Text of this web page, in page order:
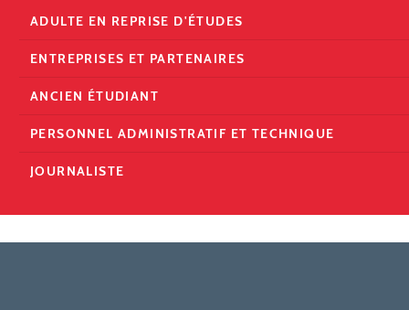
ADULTE EN REPRISE D'ÉTUDES
ENTREPRISES ET PARTENAIRES
ANCIEN ÉTUDIANT
PERSONNEL ADMINISTRATIF ET TECHNIQUE
JOURNALISTE